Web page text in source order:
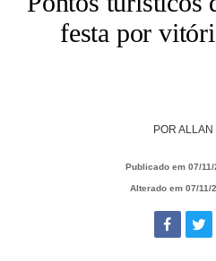
festa por
POR ALLAN
Publicado em 07/
Alterado em 07/11/